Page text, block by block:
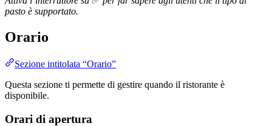
pasto è supportato.
Orario
Sezione intitolata “Orario”
Questa sezione ti permette di gestire quando il ristorante è
disponibile.
Orari di apertura